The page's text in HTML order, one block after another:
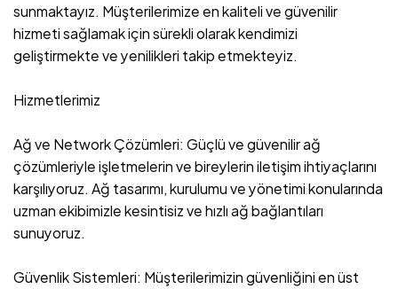
sunmaktayız. Müşterilerimize en kaliteli ve güvenilir
hizmeti sağlamak için sürekli olarak kendimizi
geliştirmekte ve yenilikleri takip etmekteyiz.
Hizmetlerimiz
Ağ ve Network Çözümleri: Güçlü ve güvenilir ağ
çözümleriyle işletmelerin ve bireylerin iletişim ihtiyaçlarını
karşılıyoruz. Ağ tasarımı, kurulumu ve yönetimi konularında
uzman ekibimizle kesintisiz ve hızlı ağ bağlantıları
sunuyoruz.
Güvenlik Sistemleri: Müşterilerimizin güvenliğini en üst